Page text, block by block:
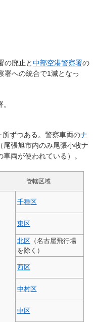
の廃止と中部空港警察署の
署への統合で1減となっ
ずつある。警察車両のナ
尾張旭市内のみ尾張小牧ナ
両が使われている）。
管轄区域
千種区
東区
北区（名古屋飛行場
を除く）
西区
中村区
中区